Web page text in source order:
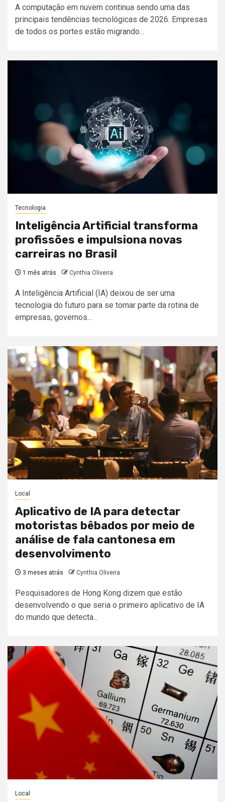
A computação em nuvem continua sendo uma das
principais tendências tecnológicas de 2026. Empresas
de todos os portes estão migrando...
Tecnologia
Inteligência Artificial transforma
profissões e impulsiona novas
carreiras no Brasil
1 mês atrás Cynthia Oliveira
A Inteligência Artificial (IA) deixou de ser uma
tecnologia do futuro para se tornar parte da rotina de
empresas, governos...
Local
Aplicativo de IA para detectar
motoristas bêbados por meio de
análise de fala cantonesa em
desenvolvimento
3 meses atrás Cynthia Oliveira
Pesquisadores de Hong Kong dizem que estão
desenvolvendo o que seria o primeiro aplicativo de IA
do mundo que detecta...
Local